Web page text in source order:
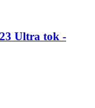
Ultra tok -